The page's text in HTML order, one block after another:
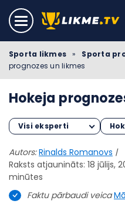
Sporta likmes » Sporta
prognozes un likmes
Hokeja
Visi eksperti
Autors:Rinalds Romanovs |
Raksts atjaunināts: 18 jūlijs,
minūtes
Faktu pārbaudi veica